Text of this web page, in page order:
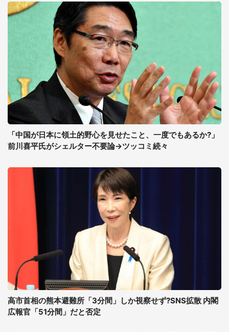
「中国が日本に領土的野心を見せたこと、一度でもあるか?」
前川喜平氏がシェルター不要論→ツッコミ続々
高市首相の熊本避難所「3分間」しか視察せず?SNS拡散 内閣
広報官「51分間」だと否定